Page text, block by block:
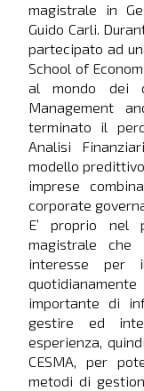
magistrale in
Guido Carli.
partecipato ad
School of
al mondo dei
Management
terminato il
Analisi
modello
imprese
corporate
E’ proprio nel
magistrale
interesse per
importante di
gestire ed
esperienza,
CESMA, per
metodi di